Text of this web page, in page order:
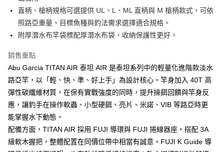
「AFTEE先享後付」，若未經同意申辦者引起之損失，本公司不負相關責
任。
４．使用「AFTEE先享後付」時，將依據個別帳號之用戶狀況，依本公司即
請求用戶進行身份認證。
恩沛科技股份有限公司將有權停止該用戶之使用額度並採取法律行動。
直柄、槍柄規格可選提供 UL、L、ML 直柄與 M 槍柄款式，可依
照路亞重量、目標魚種與釣法需求選擇適合規格。
附厚潛水布竿袋標配厚潛水布袋，收納保護性更好。
銷售重點
Abu Garcia TITAN AIR 泰坦 AIR 是泰坦系列中的輕量化進階款淡水
路亞竿，以「輕、快、準、好上手」為設計核心。竿身加入 40T 高
彈性碳纖維材質，在保有實戰強度的同時，提升操餌回饋與竿身反
應，讓釣手在操作軟蟲、小型硬餌、亮片、米諾、VIB 等路亞時更
能掌握水下動態。
配備方面，TITAN AIR 採用 FUJI 導環與 FUJI 捲線器座，搭配 3A
級軟木握把，整體配置在同價位帶中相當有誠意。FUJI K Guide 導